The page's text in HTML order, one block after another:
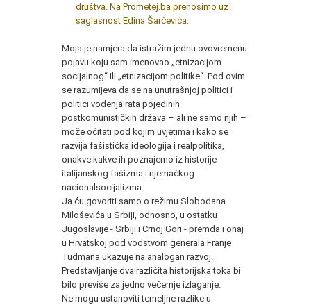
društva. Na Prometej.ba prenosimo uz
saglasnost Edina Šarčevića.
Moja je namjera da istražim jednu ovovremenu
pojavu koju sam imenovao „etnizacijom
socijalnog“ ili „etnizacijom politike“. Pod ovim
se razumijeva da se na unutrašnjoj politici i
politici vođenja rata pojedinih
postkomunističkih država – ali ne samo njih –
može očitati pod kojim uvjetima i kako se
razvija fašistička ideologija i realpolitika,
onakve kakve ih poznajemo iz historije
italijanskog fašizma i njemačkog
nacionalsocijalizma.
Ja ću govoriti samo o režimu Slobodana
Miloševića u Srbiji, odnosno, u ostatku
Jugoslavije - Srbiji i Crnoj Gori - premda i onaj
u Hrvatskoj pod vođstvom generala Franje
Tuđmana ukazuje na analogan razvoj.
Predstavljanje dva različita historijska toka bi
bilo previše za jedno večernje izlaganje.
Ne mogu ustanoviti temeljne razlike u